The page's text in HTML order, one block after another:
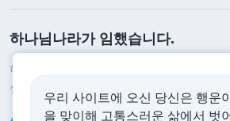
보라고 했는데, 제게 그런 특기
을 이행할 수 없으니까 실의와 괴
면, 하나님은 왜 내게 그런 은사
셨는지, 왜 내가 남들만 못한 것
하나님나라가 임했습니다.
하나님나라가 이미 인간 세상에 임했습니다.
싶으십니까?
우리 사이트에 오신 당신은 행운
을 맞이해 고통스러운 삶에서 벗